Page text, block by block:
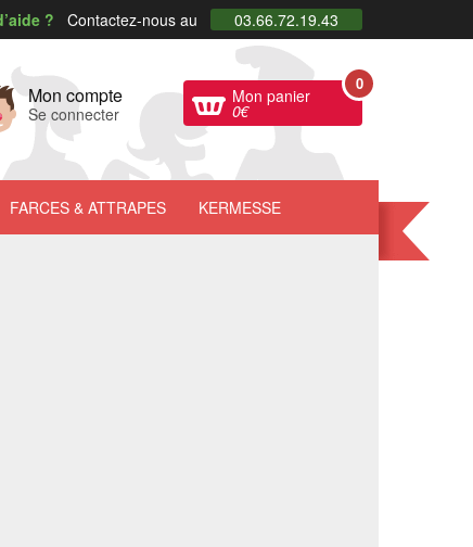
? Contactez-nous au 03.66.72.19.43
Mon compte
Se connecter
Mon panier
0€
0
FARCES & ATTRAPES KERMESSE